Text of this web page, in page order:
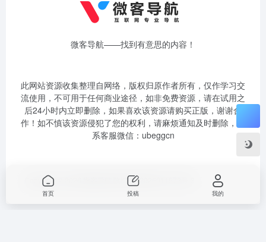
微客导航——找到有意思的内容！
此网站资源收集整理自网络，版权归原作者所有，仅作学习交
流使用，不可用于任何商业途径，如非免费资源，请在试用之
后24小时内立即删除，如果喜欢该资源请购买正版，谢谢合
作！如不慎该资源侵犯了您的权利，请麻烦通知及时删除，联
系客服微信：ubeggcn
Copyright © 2026 陕ICP备2026011972号-3
首页 投稿 我的